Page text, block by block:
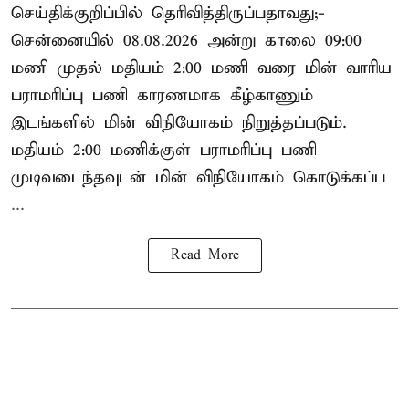
செய்திக்குறிப்பில் தெரிவித்திருப்பதாவது;-
சென்னையில் 08.08.2026 அன்று காலை 09:00
மணி முதல் மதியம் 2:00 மணி வரை மின் வாரிய
பராமரிப்பு பணி காரணமாக கீழ்காணும்
இடங்களில் மின் விநியோகம் நிறுத்தப்படும்.
மதியம் 2:00 மணிக்குள் பராமரிப்பு பணி
முடிவடைந்தவுடன் மின் விநியோகம் கொடுக்கப்ப
...
Read More